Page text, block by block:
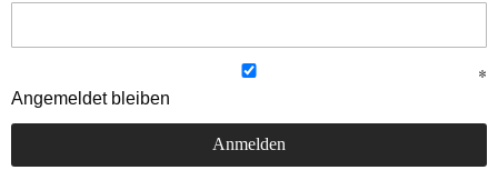
Angemeldet bleiben